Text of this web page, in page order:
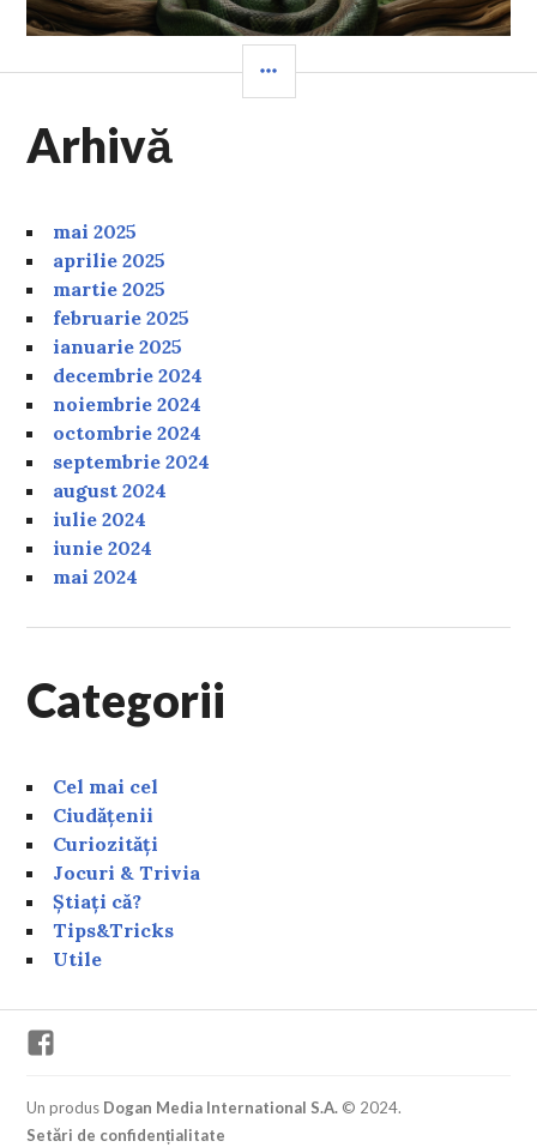
Arhivă
mai 2025
aprilie 2025
martie 2025
februarie 2025
ianuarie 2025
decembrie 2024
noiembrie 2024
octombrie 2024
septembrie 2024
august 2024
iulie 2024
iunie 2024
mai 2024
Categorii
Cel mai cel
Ciudățenii
Curiozități
Jocuri & Trivia
Știați că?
Tips&Tricks
Utile
Un produs Dogan Media International S.A. © 2024.
Setări de confidențialitate